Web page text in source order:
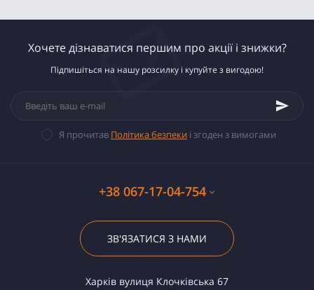
Хочете дізнаватися першим про акції і знижки?
Підпишіться на нашу розсилку і купуйте з вигодою!
Я прочитав Політика безпеки і згоден з вимогами
+38 067-17-04-754
ЗВ'ЯЗАТИСЯ З НАМИ
Харків вулиця Клочківська 67